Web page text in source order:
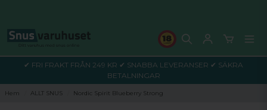
✔ FRI FRAKT FRÅN 249 KR ✔ SNABBA LEVERANSER ✔ SÄKRA
BETALNINGAR
Hem ALLT SNUS Nordic Spirit Blueberry Strong